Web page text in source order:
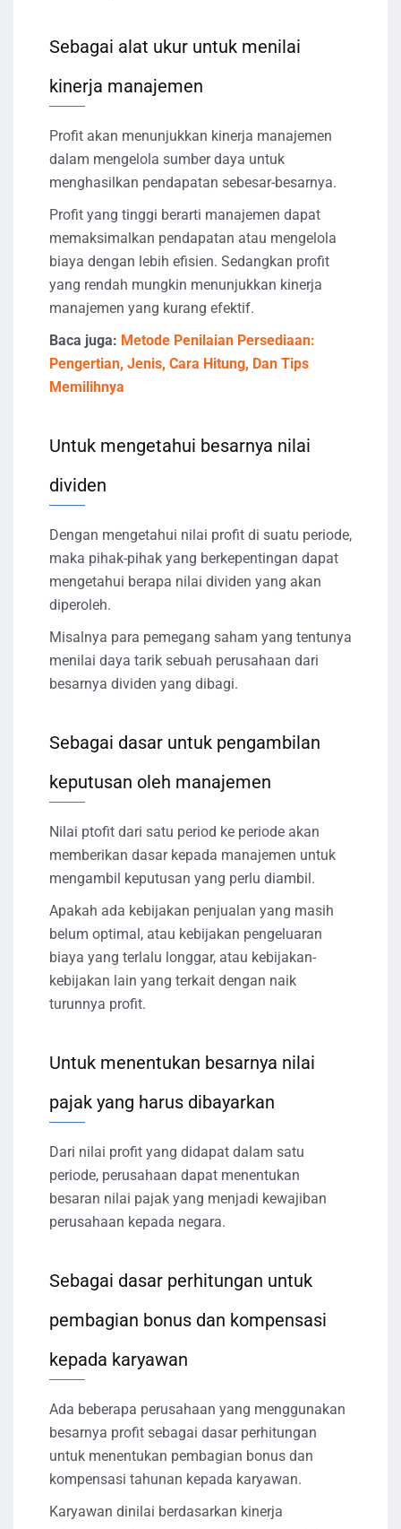
Sebagai alat ukur untuk menilai
kinerja manajemen
Profit akan menunjukkan kinerja manajemen
dalam mengelola sumber daya untuk
menghasilkan pendapatan sebesar-besarnya.
Profit yang tinggi berarti manajemen dapat
memaksimalkan pendapatan atau mengelola
biaya dengan lebih efisien. Sedangkan profit
yang rendah mungkin menunjukkan kinerja
manajemen yang kurang efektif.
Baca juga: Metode Penilaian Persediaan:
Pengertian, Jenis, Cara Hitung, Dan Tips
Memilihnya
Untuk mengetahui besarnya nilai
dividen
Dengan mengetahui nilai profit di suatu periode,
maka pihak-pihak yang berkepentingan dapat
mengetahui berapa nilai dividen yang akan
diperoleh.
Misalnya para pemegang saham yang tentunya
menilai daya tarik sebuah perusahaan dari
besarnya dividen yang dibagi.
Sebagai dasar untuk pengambilan
keputusan oleh manajemen
Nilai ptofit dari satu period ke periode akan
memberikan dasar kepada manajemen untuk
mengambil keputusan yang perlu diambil.
Apakah ada kebijakan penjualan yang masih
belum optimal, atau kebijakan pengeluaran
biaya yang terlalu longgar, atau kebijakan-
kebijakan lain yang terkait dengan naik
turunnya profit.
Untuk menentukan besarnya nilai
pajak yang harus dibayarkan
Dari nilai profit yang didapat dalam satu
periode, perusahaan dapat menentukan
besaran nilai pajak yang menjadi kewajiban
perusahaan kepada negara.
Sebagai dasar perhitungan untuk
pembagian bonus dan kompensasi
kepada karyawan
Ada beberapa perusahaan yang menggunakan
besarnya profit sebagai dasar perhitungan
untuk menentukan pembagian bonus dan
kompensasi tahunan kepada karyawan.
Karyawan dinilai berdasarkan kinerja